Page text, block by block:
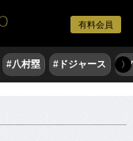
有料会員
#八村塁 #ドジャース #
〉